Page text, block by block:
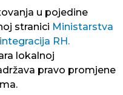
u pojedine
stranici Ministarstva
RH.
lokalnoj
pravo promjene